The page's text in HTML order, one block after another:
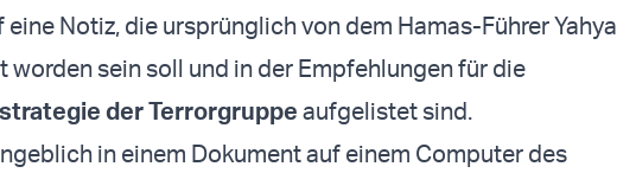
Notiz, die ursprünglich von dem Hamas-Führer Yahya
worden sein soll und in der Empfehlungen für die
der Terrorgruppe aufgelistet sind.
in einem Dokument auf einem Computer des